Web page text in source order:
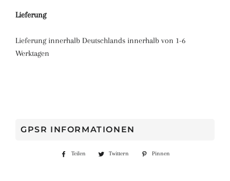
Lieferung
Lieferung innerhalb Deutschlands innerhalb von 1-6
Werktagen
GPSR INFORMATIONEN
Teilen
Auf
Twittern
Auf
Pinnen